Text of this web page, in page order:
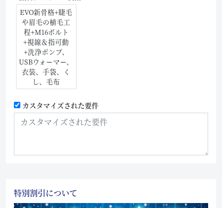
EVO新骨格+睫毛
や眉毛の植毛工
程+M16ボルト
+視線＆指可動
+洗浄ポンプ、
USBウォーマー、
衣装、手袋、く
し、毛布
カスタマイズされた要件
特別割引について